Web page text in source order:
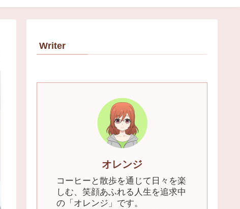
Writer
オレンジ
​コーヒーと散歩を通じて日々を楽
しむ、笑顔あふれる人生を追求中
の「オレンジ」です。